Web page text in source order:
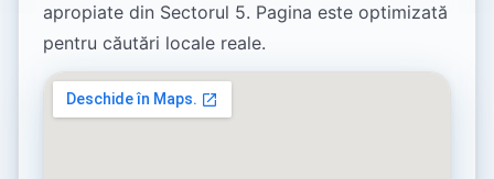
apropiate din Sectorul 5. Pagina este optimizată
pentru căutări locale reale.